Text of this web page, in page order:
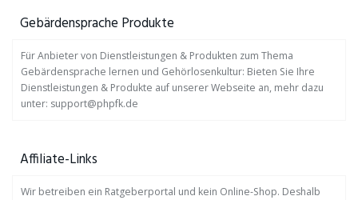
Gebärdensprache Produkte
Für Anbieter von Dienstleistungen & Produkten zum Thema
Gebärdensprache lernen und Gehörlosenkultur: Bieten Sie Ihre
Dienstleistungen & Produkte auf unserer Webseite an, mehr dazu
unter: support@phpfk.de
Affiliate-Links
Wir betreiben ein Ratgeberportal und kein Online-Shop. Deshalb